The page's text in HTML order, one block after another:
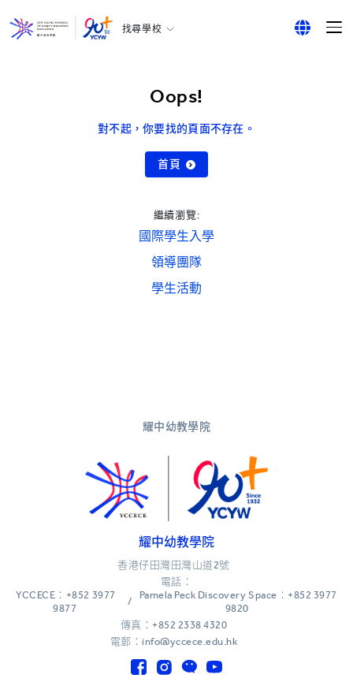
找尋學校
Oops!
對不起，你要找的頁面不存在。
首頁
繼續瀏覽:
國際學生入學
領導團隊
學生活動
耀中幼教學院
耀中幼教學院
香港仔田灣田灣山道2號
電話：
YCCECE：+852 3977
9877
/
Pamela Peck Discovery Space：+852 3977
9820
傳真：+852 2338 4320
電郵：info@yccece.edu.hk